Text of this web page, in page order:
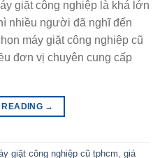
giặt công nghiệp là khá lớn
nhiều người đã nghĩ đến
máy giặt công nghiệp cũ
đơn vị chuyên cung cấp
→
giặt công nghiệp cũ tphcm giá